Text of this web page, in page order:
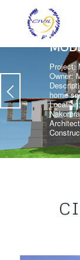
Project:
Owner:
home